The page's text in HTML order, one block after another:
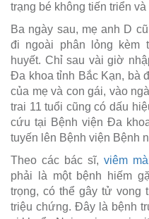
trạng bé không tiến triển
Ba ngày sau, mẹ anh D
đi ngoài phân lỏng kèm
huyết. Chỉ sau vài giờ
Đa khoa tỉnh Bắc Kạn, bà
của mẹ và con gái, vào
trai 11 tuổi cũng có dấu
cứu tại Bệnh viện Đa
tuyến lên Bệnh viện Bệnh
Theo các bác sĩ, viêm
phải là một bệnh hiếm
trọng, có thể gây tử vong
triệu chứng. Đây là bệnh